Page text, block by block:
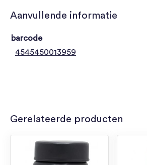
Aanvullende informatie
barcode
4545450013959
Gerelateerde producten